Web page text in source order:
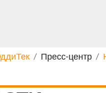
Пресс-центр